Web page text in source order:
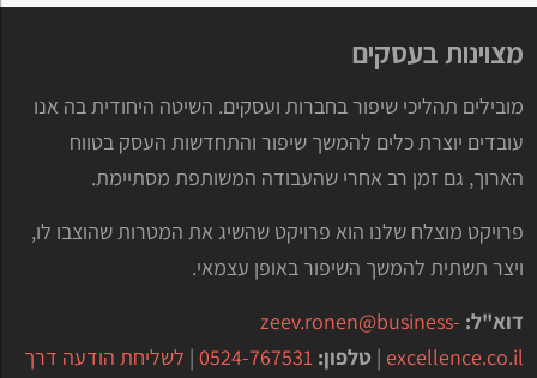
מצוינות בעסקים
מובילים תהליכי שיפור בחברות ועסקים. השיטה היחודית בה אנו
עובדים יוצרת כלים להמשך שיפור והתחדשות העסק בטווח
הארוך, גם זמן רב אחרי שהעבודה המשותפת מסתיימת.
פרויקט מוצלח שלנו הוא פרויקט שהשיג את המטרות שהוצבו לו,
ויצר תשתית להמשך השיפור באופן עצמאי.
דוא"ל: zeev.ronen@business-
excellence.co.il
| טלפון: 0524-767531
| לשליחת הודעה דרך